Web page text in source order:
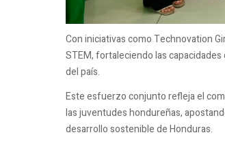
Con iniciativas como Technovation
STEM, fortaleciendo las
del país.
Este esfuerzo conjunto refleja el
las juventudes hondureñas,
desarrollo sostenible de Honduras.